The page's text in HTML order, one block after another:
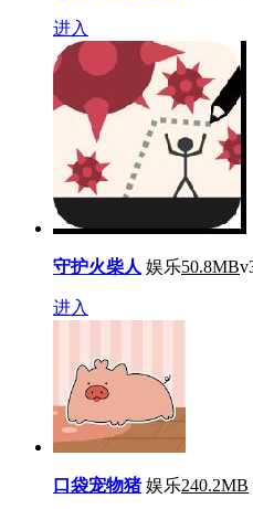
进入
守护火柴人 娱乐50.8MB
进入
口袋宠物猪 娱乐240.2MB